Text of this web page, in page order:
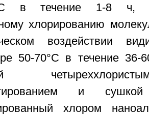
в течение 1-8 ч,
хлорированию
воздействии
50-70°С в течение
и
хлором